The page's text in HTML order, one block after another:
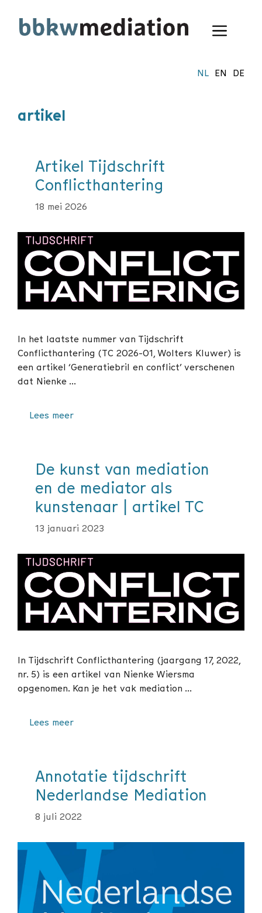
naar
NL EN DE
Menu
artikel
Artikel Tijdschrift
Conflicthantering
18 mei 2026
In het laatste nummer van Tijdschrift
Conflicthantering (TC 2026-01, Wolters Kluwer) is
een artikel ‘Generatiebril en conflict’ verschenen
dat Nienke …
Lees meer
De kunst van mediation
en de mediator als
kunstenaar | artikel TC
13 januari 2023
In Tijdschrift Conflicthantering (jaargang 17, 2022,
nr. 5) is een artikel van Nienke Wiersma
opgenomen. Kan je het vak mediation …
Lees meer
Annotatie tijdschrift
Nederlandse Mediation
8 juli 2022